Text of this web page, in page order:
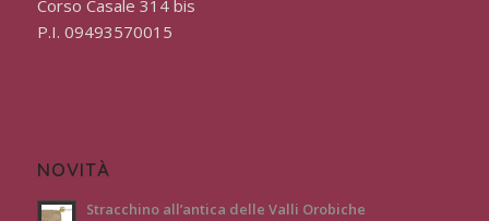
Corso Casale 314 bis
P.I. 09493570015
NOVITÀ
Stracchino all’antica delle Valli Orobiche